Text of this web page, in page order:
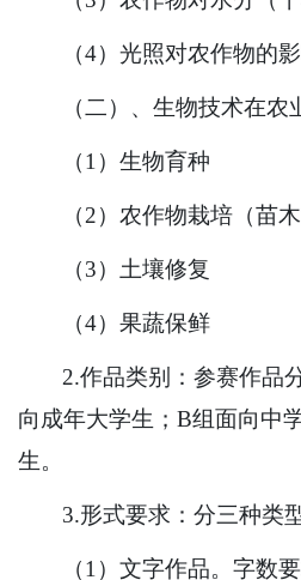
（4）光照对农作物的影
（二）、生物技术在农
（1）生物育种
（2）农作物栽培（苗
（3）土壤修复
（4）果蔬保鲜
2.作品类别：参赛作品
向成年大学生；B组面向中
生。
3.形式要求：分三种类型
（1）文字作品。字数